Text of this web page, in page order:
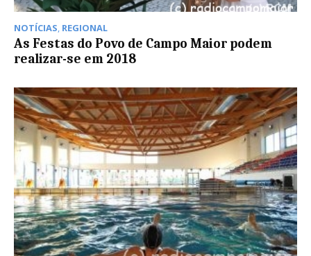
NOTÍCIAS, REGIONAL
As Festas do Povo de Campo Maior podem
realizar-se em 2018